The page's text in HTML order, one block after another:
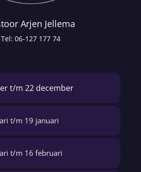
Arjen Jellema
Tel: 06-127 177 74
t/m 22 december
t/m 19 januari
t/m 16 februari